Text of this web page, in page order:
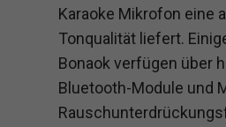
Karaoke Mikrofon eine
Tonqualität liefert.
Bonaok verfügen über
Bluetooth-Module und